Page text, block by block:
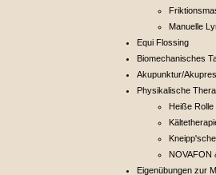
Manuelle
Equi Flossing
Biomechanisches
Akupunktur/
Physikalische
Heiße
NOVAFON
Eigenübungen zur